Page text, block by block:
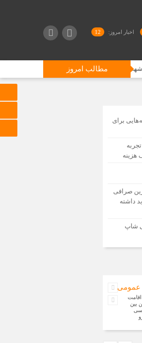
اخبار امروز: 12
مطالب امروز زن و 270 دانش‌آموز
برای
هزینه
صرافی
داشته
شاپ
عمومی
بین